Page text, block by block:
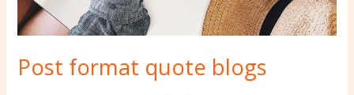
Post format quote blogs